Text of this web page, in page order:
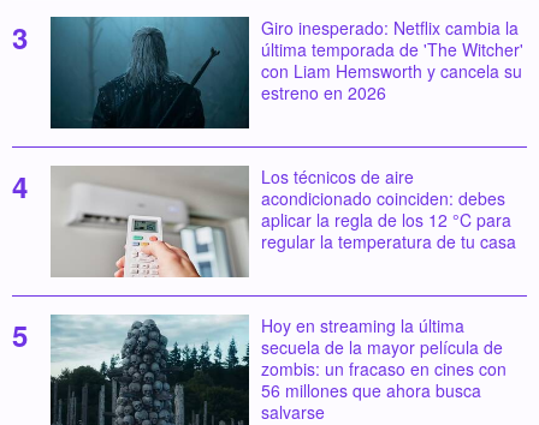
Giro inesperado: Netflix cambia la
última temporada de 'The Witcher'
con Liam Hemsworth y cancela su
estreno en 2026
Los técnicos de aire
acondicionado coinciden: debes
aplicar la regla de los 12 °C para
regular la temperatura de tu casa
Hoy en streaming la última
secuela de la mayor película de
zombis: un fracaso en cines con
56 millones que ahora busca
salvarse